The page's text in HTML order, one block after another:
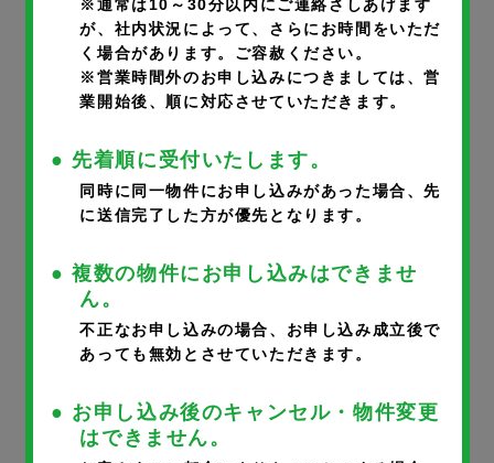
部屋番号※
申込者氏名※
※通常は10～30分以内にご連絡さしあげます
が、社内状況によって、さらにお時間をいただ
く場合があります。ご容赦ください。
※営業時間外のお申し込みにつきましては、営
業開始後、順に対応させていただきます。
● 先着順に受付いたします。
同時に同一物件にお申し込みがあった場合、先
に送信完了した方が優先となります。
● 複数の物件にお申し込みはできませ
ん。
不正なお申し込みの場合、お申し込み成立後で
あっても無効とさせていただきます。
● お申し込み後のキャンセル・物件変更
はできません。